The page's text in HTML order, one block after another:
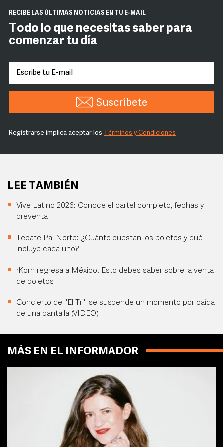
RECIBE LAS ÚLTIMAS NOTICIAS EN TU E-MAIL
Todo lo que necesitas saber para
comenzar tu día
Suscríbete
Registrarse implica aceptar los Términos y Condiciones
LEE TAMBIÉN
Vive Latino 2026: Conoce el cartel completo, fechas y
preventa
Tecate Pal Norte: ¿Cuánto cuestan los boletos y qué
incluye cada uno?
¡Korn regresa a México! Esto debes saber sobre la venta
de boletos
Concierto de "El Tri" se suspende un momento por caída
de una pantalla (VIDEO)
MÁS EN EL INFORMADOR